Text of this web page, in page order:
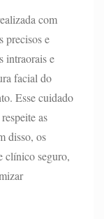
com
precisos e
intraorais e
facial do
Esse cuidado
as
disso, os
clínico seguro,